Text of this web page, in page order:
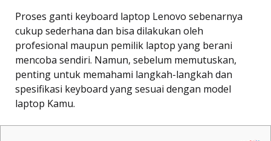
Proses ganti keyboard laptop Lenovo sebenarnya
cukup sederhana dan bisa dilakukan oleh
profesional maupun pemilik laptop yang berani
mencoba sendiri. Namun, sebelum memutuskan,
penting untuk memahami langkah-langkah dan
spesifikasi keyboard yang sesuai dengan model
laptop Kamu.